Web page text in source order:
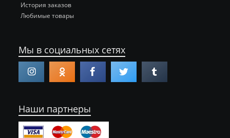
История заказов
Любимые товары
Мы в социальных сетях
Наши партнеры